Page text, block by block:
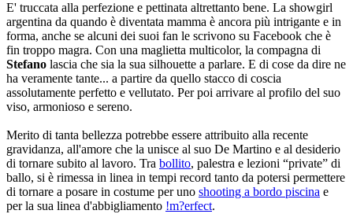
E' truccata alla perfezione e pettinata altrettanto bene. La showgirl
argentina da quando è diventata mamma è ancora più intrigante e in
forma, anche se alcuni dei suoi fan le scrivono su Facebook che è
fin troppo magra. Con una maglietta multicolor, la compagna di
Stefano lascia che sia la sua silhouette a parlare. E di cose da dire ne
ha veramente tante... a partire da quello stacco di coscia
assolutamente perfetto e vellutato. Per poi arrivare al profilo del suo
viso, armonioso e sereno.
Merito di tanta bellezza potrebbe essere attribuito alla recente
gravidanza, all'amore che la unisce al suo De Martino e al desiderio
di tornare subito al lavoro. Tra bollito, palestra e lezioni “private” di
ballo, si è rimessa in linea in tempi record tanto da potersi permettere
di tornare a posare in costume per uno shooting a bordo piscina e
per la sua linea d'abbigliamento !m?erfect.